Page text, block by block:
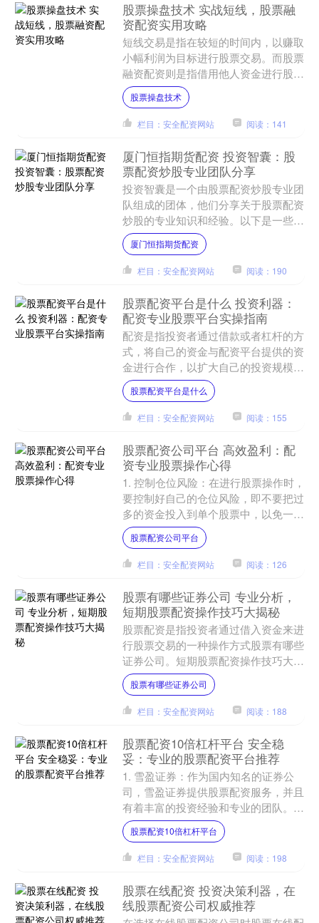
股票操盘技术 实战短线，股票融
资配资实用攻略
短线交易是指在较短的时间内，以赚取
小幅利润为目标进行股票交易。而股票
融资配资则是指借用他人资金进行股票
交易的一种方式。下面是一些实用的攻
略股票操盘技术，帮助你在....
股票操盘技术
栏目：安全配资网站 阅读：141
厦门恒指期货配资 投资智囊：股
票配资炒股专业团队分享
投资智囊是一个由股票配资炒股专业团
队组成的团体，他们分享关于股票配资
炒股的专业知识和经验。以下是一些他
们可能分享的内容： * **放大收益空
间：**通过资金杠杆....
厦门恒指期货配资
栏目：安全配资网站 阅读：190
股票配资平台是什么 投资利器：
配资专业股票平台实操指南
配资是指投资者通过借款或者杠杆的方
式，将自己的资金与配资平台提供的资
金进行合作，以扩大自己的投资规模和
收益。配资专业股票平台可以为投资者
提供配资服务，并提供相应....
股票配资平台是什么
栏目：安全配资网站 阅读：155
股票配资公司平台 高效盈利：配
资专业股票操作心得
1. 控制仓位风险：在进行股票操作时，
要控制好自己的仓位风险，即不要把过
多的资金投入到单个股票中，以免一旦
出现不利的情况，造成较大的损失。建
议将仓位控制在总资金....
股票配资公司平台
栏目：安全配资网站 阅读：126
股票有哪些证券公司 专业分析，
短期股票配资操作技巧大揭秘
股票配资是指投资者通过借入资金来进
行股票交易的一种操作方式股票有哪些
证券公司。短期股票配资操作技巧大致
分为以下几个方面： * **放大收益：**
通过杠杆作用，投....
股票有哪些证券公司
栏目：安全配资网站 阅读：188
股票配资10倍杠杆平台 安全稳
妥：专业的股票配资平台推荐
1. 雪盈证券：作为国内知名的证券公
司，雪盈证券提供股票配资服务，并且
有着丰富的投资经验和专业的团队。平
台安全性较高，能够为投资者提供稳定
的配资服务。 **2.....
股票配资10倍杠杆平台
栏目：安全配资网站 阅读：198
股票在线配资 投资决策利器，在
线股票配资公司权威推荐